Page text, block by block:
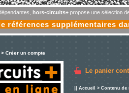
hors-circuits+propose une sélection
références supplémentaires
> Créer un compte
Le panier
Accueil > Contenu de